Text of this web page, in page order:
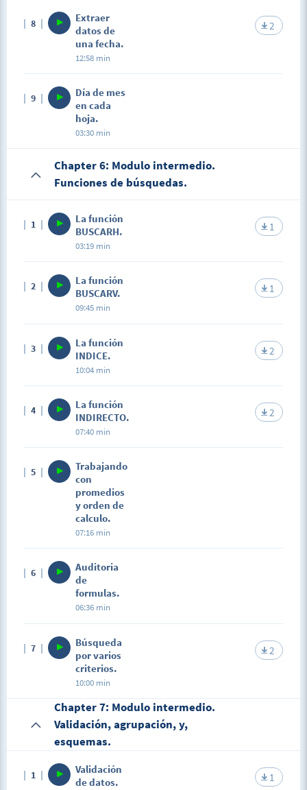
8
Extraer
datos de
una fecha.
12:58 min
2
9
Día de mes
en cada
hoja.
03:30 min
Chapter 6: Modulo intermedio.
Funciones de búsquedas.
1
La función
BUSCARH.
03:19 min
1
2
La función
BUSCARV.
09:45 min
1
3
La función
INDICE.
10:04 min
2
4
La función
INDIRECTO.
07:40 min
2
5
Trabajando
con
promedios
y orden de
calculo.
07:16 min
6
Auditoria
de
formulas.
06:36 min
7
Búsqueda
por varios
criterios.
10:00 min
2
Chapter 7: Modulo intermedio.
Validación, agrupación, y,
esquemas.
1
Validación
de datos.
1